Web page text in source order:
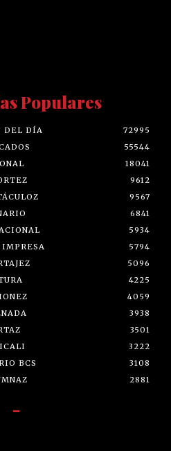
Populares
DEL DÍA
72995
55544
18041
9612
9567
6841
5934
5794
5096
4225
4059
3938
3501
3222
BCS
3108
2881
-